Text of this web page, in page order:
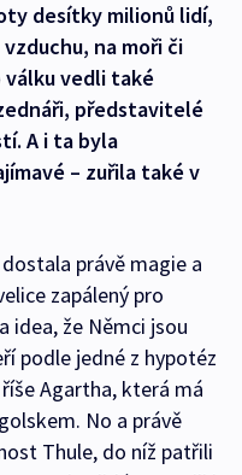
desítky milionů lidí,
na moři či
vedli také
představitelé
A i ta byla
– zuřila také v
právě magie a
zapálený pro
idea, že Němci jsou
podle jedné z hypotéz
Agartha, která má
No a právě
Thule, do níž patřili